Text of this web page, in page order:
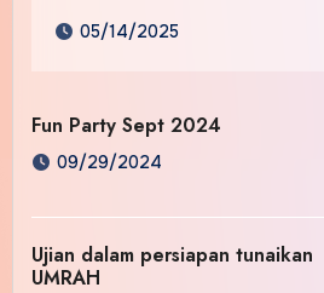
05/14/2025
Fun Party Sept 2024
09/29/2024
Ujian dalam persiapan tunaikan
UMRAH